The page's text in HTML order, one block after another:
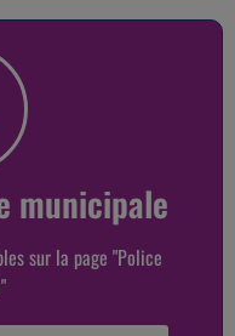
municipale
sur la page "Police